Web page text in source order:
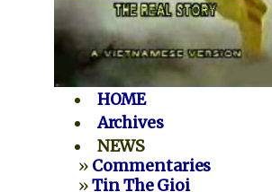
HOME
Archives
NEWS
» Commentaries
»Tin The Gioi